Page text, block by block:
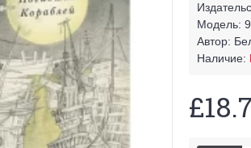
Модель:
Автор:
Наличие: